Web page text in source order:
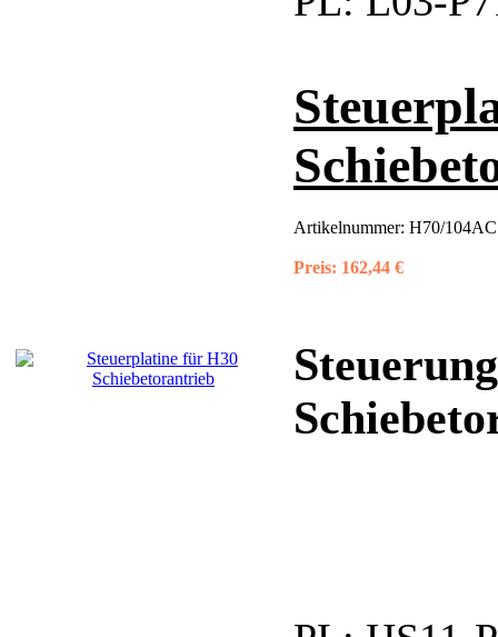
Artikelnummer: H70/
Preis: 162,44 €